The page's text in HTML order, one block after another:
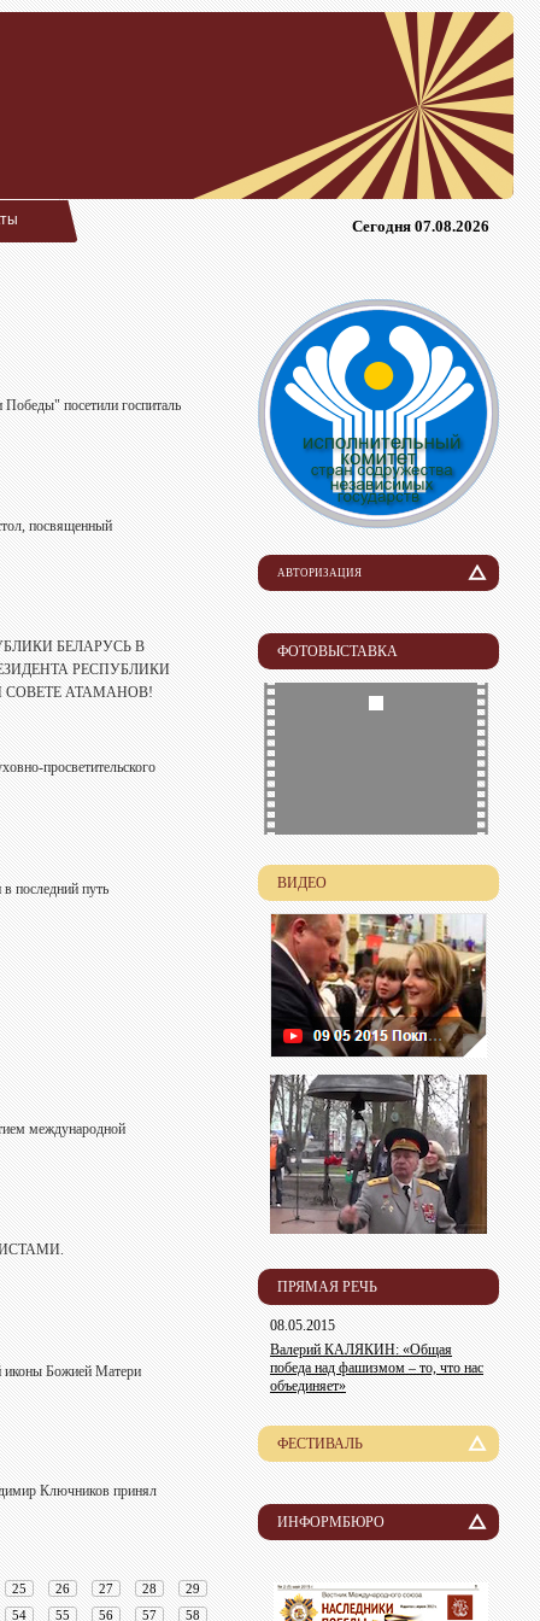
Сегодня 07.08.2026
посетили гоcпиталь
посвященный
БЕЛАРУСЬ В
РЕСПУБЛИКИ
СОВЕТЕ АТАМАНОВ!
просветительского
в последний путь
международной
иконы Божией Матери
Ключников принял
25 26 27 28
29
54 55 56 57
58
АВТОРИЗАЦИЯ
Логин
Пароль
ФОТОВЫСТАВКА
ВИДЕО
ПРЯМАЯ РЕЧЬ
08.05.2015
Валерий КАЛЯКИН: «Общая
победа над фашизмом – то, что нас
объединяет»
ФЕСТИВАЛЬ
История
Лауреаты
Организационный комитет
Информация для участников
ИНФОРМБЮРО
Новости
Пресса о нас